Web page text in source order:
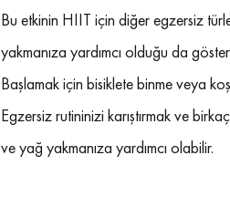
Bu etkinin HIIT için diğer egzersiz
yakmanıza yardımcı olduğu da
Başlamak için bisiklete binme veya
Egzersiz rutininizi karıştırmak ve
ve yağ yakmanıza yardımcı olabilir.